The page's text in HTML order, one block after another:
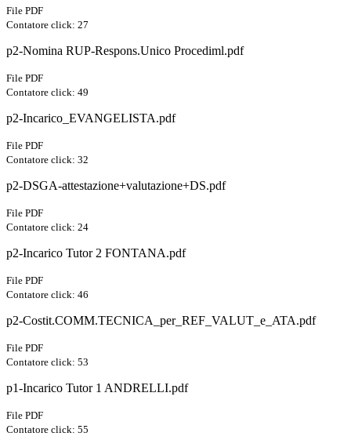
File PDF
Contatore click: 27
p2-Nomina RUP-Respons.Unico Procediml.pdf
File PDF
Contatore click: 49
p2-Incarico_EVANGELISTA.pdf
File PDF
Contatore click: 32
p2-DSGA-attestazione+valutazione+DS.pdf
File PDF
Contatore click: 24
p2-Incarico Tutor 2 FONTANA.pdf
File PDF
Contatore click: 46
p2-Costit.COMM.TECNICA_per_REF_VALUT_e_ATA.pdf
File PDF
Contatore click: 53
p1-Incarico Tutor 1 ANDRELLI.pdf
File PDF
Contatore click: 55